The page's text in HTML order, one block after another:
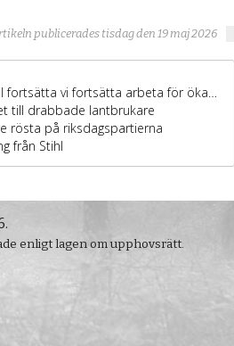
publicerades tisdag den 19 maj 2026
enligt lagen om upphovsrätt.